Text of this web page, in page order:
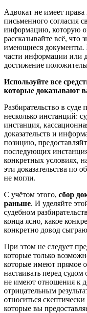
Адвокат не имеет права
письменного согласия
информацию, которую
рассказывайте всё, что
имеющиеся документы.
части информации или
достижение
Используйте все
которые доказывают
Разбирательство в суде
несколько инстанций:
инстанция,
доказательств и
позицию,
последующих
конкретных условиях,
эти доказательства по
не могли.
С учётом этого, сбор
раньше. И уделяйте
судебном
конца ясно, какое
конкретно довод
При этом не следует
которые только
которые имеют прямое
настаивать перед
не имеют отношения к
отрицательным
относиться
которые вы